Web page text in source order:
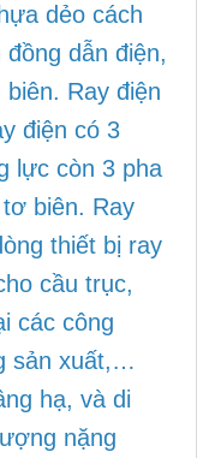
dẻo cách
dẫn điện,
Ray điện
điện có 3
lực còn 3 pha
biên. Ray
thiết bị ray
cầu trục,
các công
sản xuất,…
hạ, và di
nặng